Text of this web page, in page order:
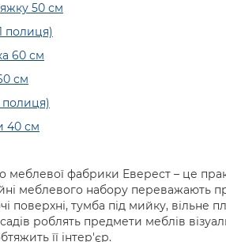
50 см
полиця)
60 см
см
40 см
меблевої фабрики Еверест – це
меблевого набору переважають
поверхні, тумба під мийку, вільне
роблять предмети меблів
її інтер'єр.